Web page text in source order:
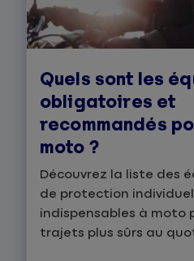
Quels sont les
obligatoires et
recommandés
moto ?
Découvrez la liste des
de protection
indispensables à moto
trajets plus sûrs au